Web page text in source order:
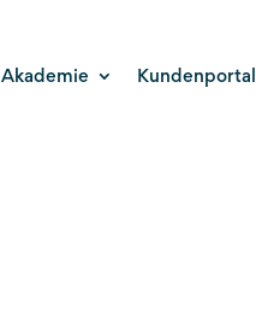
Akademie Kundenportal